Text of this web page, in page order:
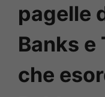
pagelle
Banks e
che